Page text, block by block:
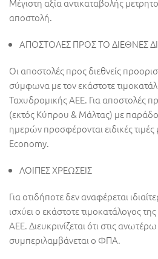
Μέγιστη αξία αντικαταβολής
αποστολή.
ΑΠΟΣΤΟΛΕΣ ΠΡΟΣ ΤΟ ΔΙΕΘΝΕΣ
Οι αποστολές προς διεθνείς
σύμφωνα με τον εκάστοτε
Ταχυδρομικής ΑΕΕ. Για αποστολές
(εκτός Κύπρου & Μάλτας) με
ημερών προσφέρονται ειδικές
Economy.
ΛΟΙΠΕΣ ΧΡΕΩΣΕΙΣ
Για οτιδήποτε δεν αναφέρεται
ισχύει ο εκάστοτε τιμοκατάλογος
ΑΕΕ. Διευκρινίζεται ότι στις
συμπεριλαμβάνεται ο ΦΠΑ.